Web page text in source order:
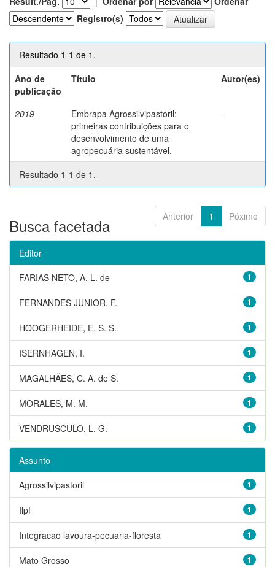
Registro(s)
Resultado 1-1 de 1.
Ano de
publicação
Título Autor(es)
2019
Embrapa Agrossilvipastoril:
primeiras contribuições para o
desenvolvimento de uma
agropecuária sustentável.
-
Resultado 1-1 de 1.
Anterior 1 Póximo
Busca facetada
Editor
1
FARIAS NETO, A. L. de
1
FERNANDES JUNIOR, F.
1
HOOGERHEIDE, E. S. S.
1
ISERNHAGEN, I.
1
MAGALHÃES, C. A. de S.
1
MORALES, M. M.
1
VENDRUSCULO, L. G.
Assunto
1
Agrossilvipastoril
1
Ilpf
1
Integracao lavoura-pecuaria-floresta
1
Mato Grosso